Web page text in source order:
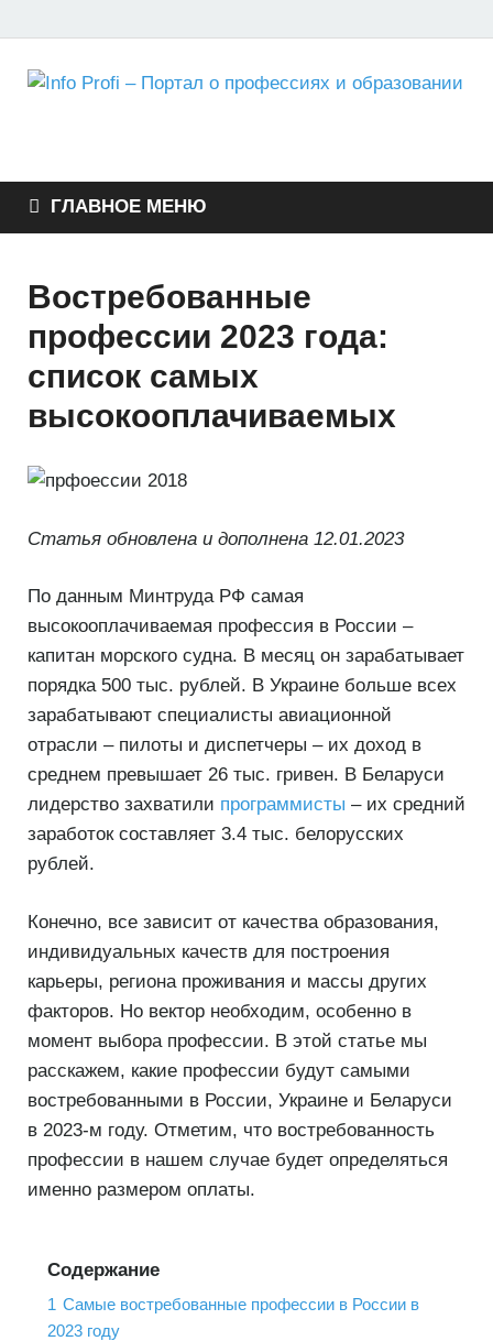
профессиях и
образовании
ГЛАВНОЕ МЕНЮ
Востребованные
профессии 2023 года:
список самых
высокооплачиваемых
Статья обновлена и дополнена 12.01.2023
По данным Минтруда РФ самая
высокооплачиваемая профессия в России –
капитан морского судна. В месяц он зарабатывает
порядка 500 тыс. рублей. В Украине больше всех
зарабатывают специалисты авиационной
отрасли – пилоты и диспетчеры – их доход в
среднем превышает 26 тыс. гривен. В Беларуси
лидерство захватили программисты – их средний
заработок составляет 3.4 тыс. белорусских
рублей.
Конечно, все зависит от качества образования,
индивидуальных качеств для построения
карьеры, региона проживания и массы других
факторов. Но вектор необходим, особенно в
момент выбора профессии. В этой статье мы
расскажем, какие профессии будут самыми
востребованными в России, Украине и Беларуси
в 2023-м году. Отметим, что востребованность
профессии в нашем случае будет определяться
именно размером оплаты.
Содержание
1 Самые востребованные профессии в России в
2023 году